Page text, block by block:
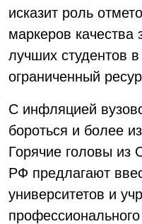
исказит роль
маркеров качества
лучших студентов
ограниченный
С инфляцией
бороться и более
Горячие головы из
РФ предлагают
университетов и